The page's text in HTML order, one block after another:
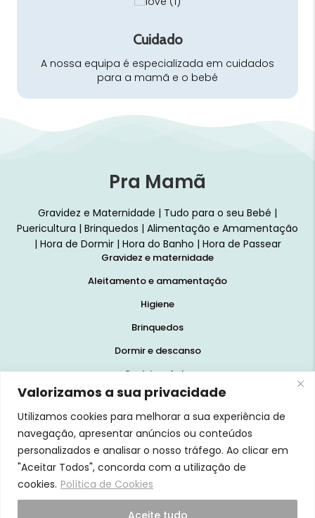
Valorizamos a sua privacidade
Utilizamos cookies para melhorar a sua experiência de
navegação, apresentar anúncios ou conteúdos
personalizados e analisar o nosso tráfego. Ao clicar em
"Aceitar Todos", concorda com a utilização de
cookies. Política de Cookies
Aceite tudo
Cuidado
A nossa equipa é especializada em cuidados
para a mamã e o bebé
Pra Mamã
Gravidez e Maternidade | Tudo para o seu Bebé |
Puericultura | Brinquedos | Alimentação e Amamentação
| Hora de Dormir | Hora do Banho | Hora de Passear
Gravidez e maternidade
Aleitamento e amamentação
Higiene
Brinquedos
Dormir e descanso
Cadeiras Auto
Saúde e bem-estar
Início
Blog
Marcas
Quem Somos